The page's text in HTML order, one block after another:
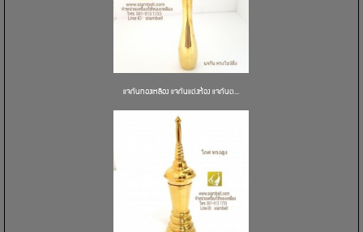
แจกันทองเหลือง แจกันแต่งห้อง แจกันต...